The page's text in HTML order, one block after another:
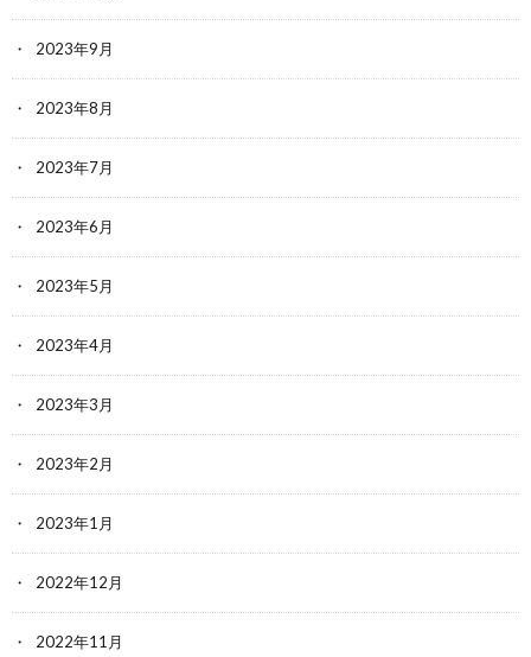
2023年9月
2023年8月
2023年7月
2023年6月
2023年5月
2023年4月
2023年3月
2023年2月
2023年1月
2022年12月
2022年11月